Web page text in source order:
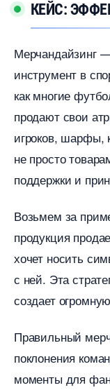
КЕЙС:
Мерчандайзинг
инструмент в
как многие
продают свои
игроков, шарфы,
не просто
поддержки и
озьмем за
продукция
хочет носить
с ней. Эта
создает
Правильный
поклонения
моменты для